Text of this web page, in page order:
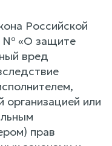
Российской
№ «О защите
вред
или
прав